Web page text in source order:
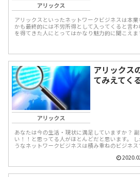
アリックス
アリックスといったネットワークビジネスは本
かも最終的には不労所得として入ってくると言
を得てきた人にとってはかなり魅力的に聞こえ
アリックス
アリックス
てみえてく
あなたは今の生活・現状に満足していますか？
い！！と思ってる人がほとんどだと思います。
うなネットワークビジネスは積み重ねのビジネ